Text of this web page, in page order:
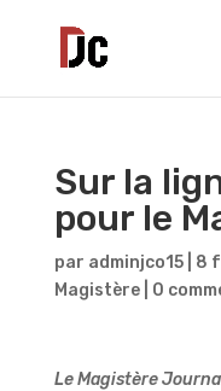
Sur la
pour le
par adminjco15| 8
Magistère| 0
Le Magistère